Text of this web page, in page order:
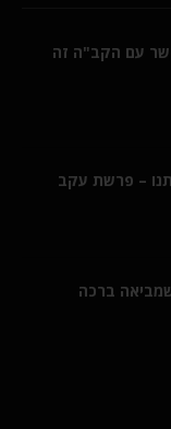
עם הקב"ה זה
– פרשת עקב
ברכה